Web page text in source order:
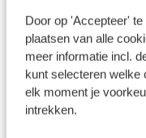
Door op 'Accepteer'
plaatsen van alle
meer informatie incl.
kunt selecteren welke
elk moment je
intrekken.
In de buurt
Strand: 800 m
Centrum: 400 m
Luchthaven: 63 km
Winkels: 100 m
(Mini)supermarkt: